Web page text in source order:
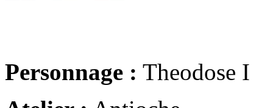
Personnage : Theodose I